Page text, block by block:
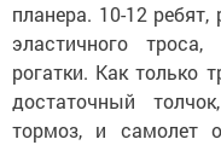
планера. 10-12
эластичного
рогатки. Как только
достаточный
тормоз, и самолет